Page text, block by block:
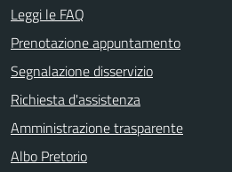
Leggi le FAQ
Prenotazione appuntamento
Segnalazione disservizio
Richiesta d'assistenza
Amministrazione trasparente
Albo Pretorio